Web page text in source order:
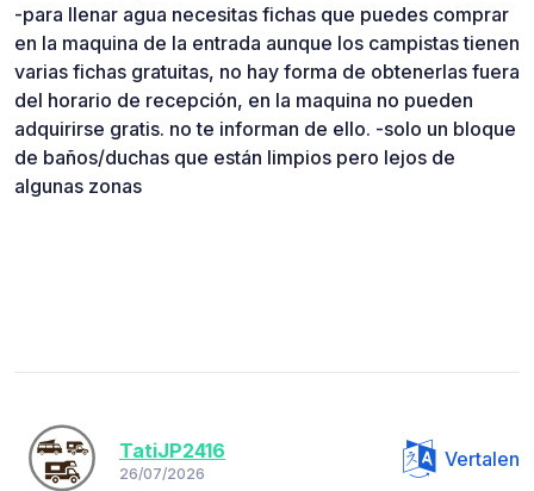
-para llenar agua necesitas fichas que puedes comprar
en la maquina de la entrada aunque los campistas tienen
varias fichas gratuitas, no hay forma de obtenerlas fuera
del horario de recepción, en la maquina no pueden
adquirirse gratis. no te informan de ello. -solo un bloque
de baños/duchas que están limpios pero lejos de
algunas zonas
TatiJP2416
26/07/2026
Vertalen